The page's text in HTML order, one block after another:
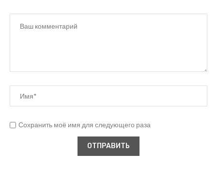
Сохранить моё имя для следующего раза